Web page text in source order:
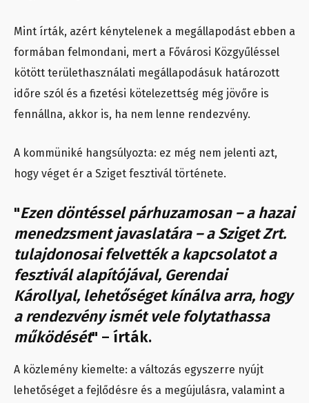
Mint írták, azért kénytelenek a megállapodást ebben a
formában felmondani, mert a Fővárosi Közgyűléssel
kötött területhasználati megállapodásuk határozott
időre szól és a fizetési kötelezettség még jövőre is
fennállna, akkor is, ha nem lenne rendezvény.
A kommüniké hangsúlyozta: ez még nem jelenti azt,
hogy véget ér a Sziget fesztivál története.
"Ezen döntéssel párhuzamosan – a hazai
menedzsment javaslatára – a Sziget Zrt.
tulajdonosai felvették a kapcsolatot a
fesztivál alapítójával, Gerendai
Károllyal, lehetőséget kínálva arra, hogy
a rendezvény ismét vele folytathassa
működését" – írták.
A közlemény kiemelte: a változás egyszerre nyújt
lehetőséget a fejlődésre és a megújulásra, valamint a